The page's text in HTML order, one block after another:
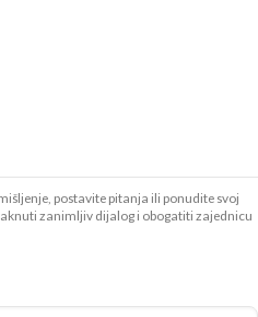
postavite pitanja ili ponudite svoj
zanimljiv dijalog i obogatiti zajednicu